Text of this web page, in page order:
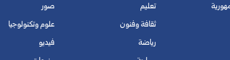
تعليم
ثقافة وفنون
رياضة
صور
علوم وتكنولوجيا
فيديو